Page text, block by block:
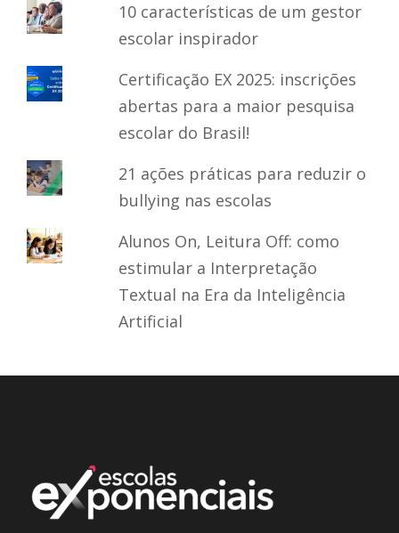
10 características de um gestor
escolar inspirador
Certificação EX 2025: inscrições
abertas para a maior pesquisa
escolar do Brasil!
21 ações práticas para reduzir o
bullying nas escolas
Alunos On, Leitura Off: como
estimular a Interpretação
Textual na Era da Inteligência
Artificial